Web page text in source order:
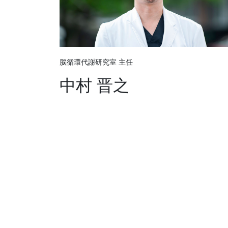
脳循環代謝研究室 主任
中村 晋之